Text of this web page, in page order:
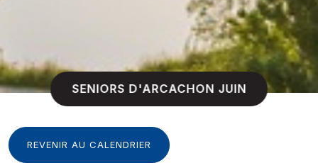
SENIORS D'ARCACHON JUIN
REVENIR AU CALENDRIER